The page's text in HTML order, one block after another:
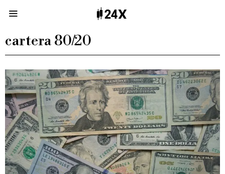
cartera 80/20